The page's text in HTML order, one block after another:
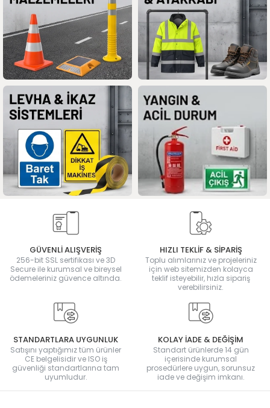
GÜVENLİ ALIŞVERİŞ
256-bit SSL sertifikası ve 3D
Secure ile kurumsal ve bireysel
ödemeleriniz güvence altında.
HIZLI TEKLİF & SİPARİŞ
Toplu alımlarınız ve projeleriniz
için web sitemizden kolayca
teklif isteyebilir, hızla sipariş
verebilirsiniz.
STANDARTLARA UYGUNLUK
Satışını yaptığımız tüm ürünler
CE belgelisidir ve ISO iş
güvenliği standartlarına tam
uyumludur.
KOLAY İADE & DEĞİŞİM
Standart ürünlerde 14 gün
içerisinde kurumsal
prosedürlere uygun, sorunsuz
iade ve değişim imkanı.